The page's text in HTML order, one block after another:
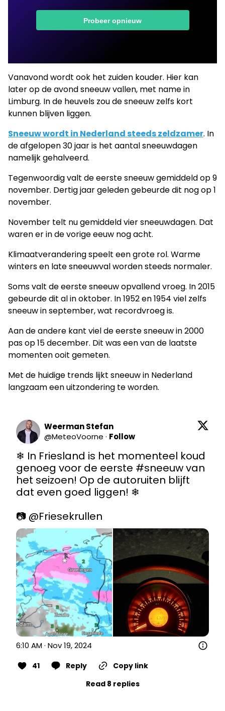
Vanavond wordt ook het zuiden kouder. Hier kan
later op de avond sneeuw vallen, met name in
Limburg. In de heuvels zou de sneeuw zelfs kort
kunnen blijven liggen.
Sneeuw wordt in Nederland steeds zeldzamer. In
de afgelopen 30 jaar is het aantal sneeuwdagen
namelijk gehalveerd.
Tegenwoordig valt de eerste sneeuw gemiddeld op 9
november. Dertig jaar geleden gebeurde dit nog op 1
november.
November telt nu gemiddeld vier sneeuwdagen. Dat
waren er in de vorige eeuw nog acht.
Klimaatverandering speelt een grote rol. Warme
winters en late sneeuwval worden steeds normaler.
Soms valt de eerste sneeuw opvallend vroeg. In 2015
gebeurde dit al in oktober. In 1952 en 1954 viel zelfs
sneeuw in september, wat recordvroeg is.
Aan de andere kant viel de eerste sneeuw in 2000
pas op 15 december. Dit was een van de laatste
momenten ooit gemeten.
Met de huidige trends lijkt sneeuw in Nederland
langzaam een uitzondering te worden.
Weerman Stefan
@MeteoVoorne · Follow
❄ In Friesland is het momenteel koud
genoeg voor de eerste #sneeuw van
het seizoen! Op de autoruiten blijft
dat even goed liggen! ❄
📷 @Friesekrullen
6:10 AM · Nov 19, 2024
41 Reply
Copy link
Read 8 replies